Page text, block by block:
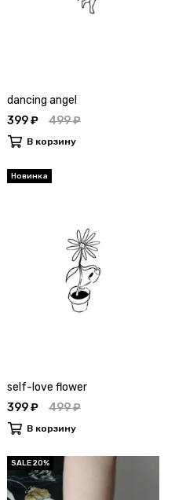
dancing angel
399 ₽
499 ₽
В корзину
Новинка
self-love flower
399 ₽
499 ₽
В корзину
SALE 20%